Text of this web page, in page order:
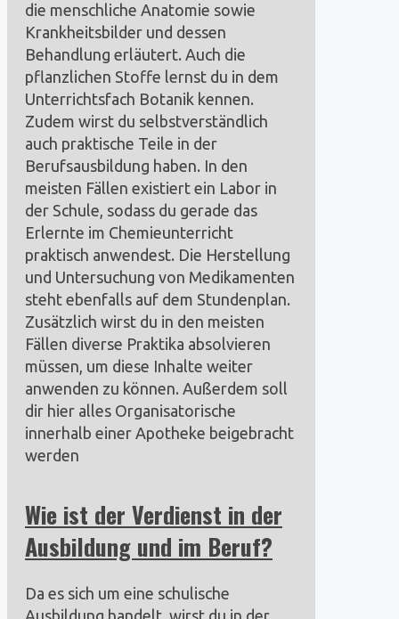
die menschliche Anatomie sowie
Krankheitsbilder und dessen
Behandlung erläutert. Auch die
pflanzlichen Stoffe lernst du in dem
Unterrichtsfach Botanik kennen.
Zudem wirst du selbstverständlich
auch praktische Teile in der
Berufsausbildung haben. In den
meisten Fällen existiert ein Labor in
der Schule, sodass du gerade das
Erlernte im Chemieunterricht
praktisch anwendest. Die Herstellung
und Untersuchung von Medikamenten
steht ebenfalls auf dem Stundenplan.
Zusätzlich wirst du in den meisten
Fällen diverse Praktika absolvieren
müssen, um diese Inhalte weiter
anwenden zu können. Außerdem soll
dir hier alles Organisatorische
innerhalb einer Apotheke beigebracht
werden
Wie ist der Verdienst in der
Ausbildung und im Beruf?
Da es sich um eine schulische
Ausbildung handelt, wirst du in der